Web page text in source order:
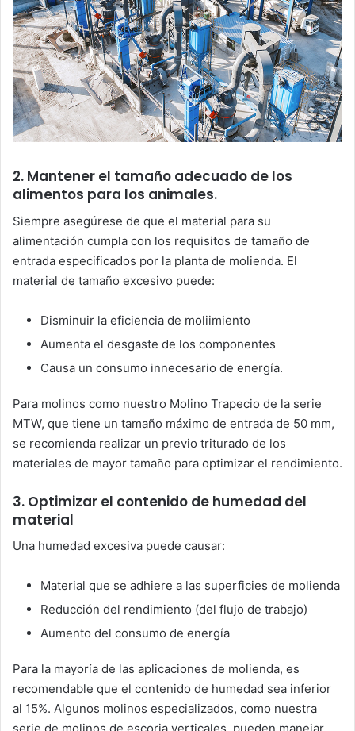
2. Mantener el tamaño adecuado de los
alimentos para los animales.
Siempre asegúrese de que el material para su
alimentación cumpla con los requisitos de tamaño de
entrada especificados por la planta de molienda. El
material de tamaño excesivo puede:
Disminuir la eficiencia de moliimiento
Aumenta el desgaste de los componentes
Causa un consumo innecesario de energía.
Para molinos como nuestro Molino Trapecio de la serie
MTW, que tiene un tamaño máximo de entrada de 50 mm,
se recomienda realizar un previo triturado de los
materiales de mayor tamaño para optimizar el rendimiento.
3. Optimizar el contenido de humedad del
material
Una humedad excesiva puede causar:
Material que se adhiere a las superficies de molienda
Reducción del rendimiento (del flujo de trabajo)
Aumento del consumo de energía
Para la mayoría de las aplicaciones de molienda, es
recomendable que el contenido de humedad sea inferior
al 15%. Algunos molinos especializados, como nuestra